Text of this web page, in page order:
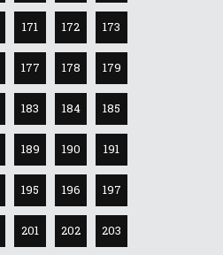
171 172 173
177 178 179
183 184 185
189 190 191
195 196 197
201 202 203